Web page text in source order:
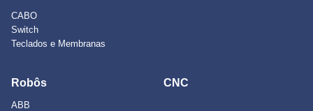
CABO
Switch
Teclados e Membranas
Robôs
ABB
CNC